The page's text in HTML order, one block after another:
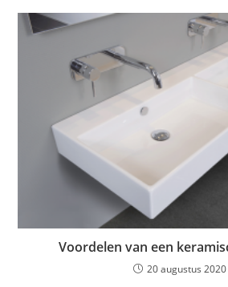
Voordelen van een
20 augustus 2020